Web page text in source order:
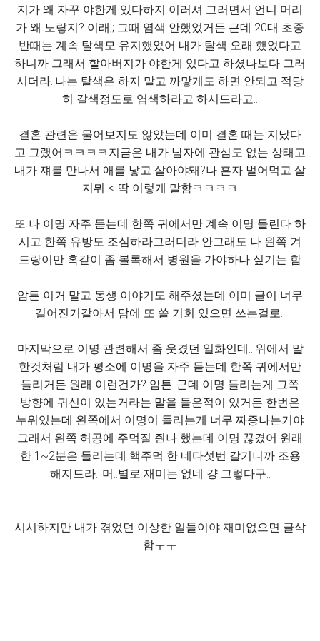
지가 왜 자꾸 야한게 있다하지 이러셔 그러면서 언니 머리
가 왜 노랗지? 이래;; 그때 염색 안했었거든 근데 20대 초중
반때는 계속 탈색모 유지했었어 내가 탈색 오래 했었다고
하니까 그래서 할아버지가 야한게 있다고 하셨나보다 그러
시더라..나는 탈색은 하지 말고 까맣게도 하면 안되고 적당
히 갈색정도로 염색하라고 하시드라고..
결혼 관련은 물어보지도 않았는데 이미 결혼 때는 지났다
고 그랬어ㅋㅋㅋㅋ지금은 내가 남자에 관심도 없는 상태고
내가 쟤를 만나서 애를 낳고 살아야돼?나 혼자 벌어먹고 살
지뭐 <-딱 이렇게 말함ㅋㅋㅋㅋ
또 나 이명 자주 듣는데 한쪽 귀에서만 계속 이명 들린다 하
시고 한쪽 유방도 조심하라그러더라 안그래도 나 왼쪽 겨
드랑이만 혹같이 좀 볼록해서 병원을 가야하나 싶기는 함
암튼 이거 말고 동생 이야기도 해주셨는데 이미 글이 너무
길어진거같아서 담에 또 쓸 기회 있으면 쓰는걸로..
마지막으로 이명 관련해서 좀 웃겼던 일화인데...위에서 말
한것처럼 내가 평소에 이명을 자주 듣는데 한쪽 귀에서만
들리거든 원래 이런건가? 암튼..근데 이명 들리는게 그쪽
방향에 귀신이 있는거라는 말을 들은적이 있거든 한번은
누워있는데 왼쪽에서 이명이 들리는게 너무 짜증나는거야
그래서 왼쪽 허공에 주먹질 줜나 했는데 이명 끊겼어 원래
한 1~2분은 들리는데 핵주먹 한 네다섯번 갈기니까 조용
해지드라...머..별로 재미는 없네 걍 그렇다구..
시시하지만 내가 겪었던 이상한 일들이야 재미없으면 글삭
함ㅜㅜ